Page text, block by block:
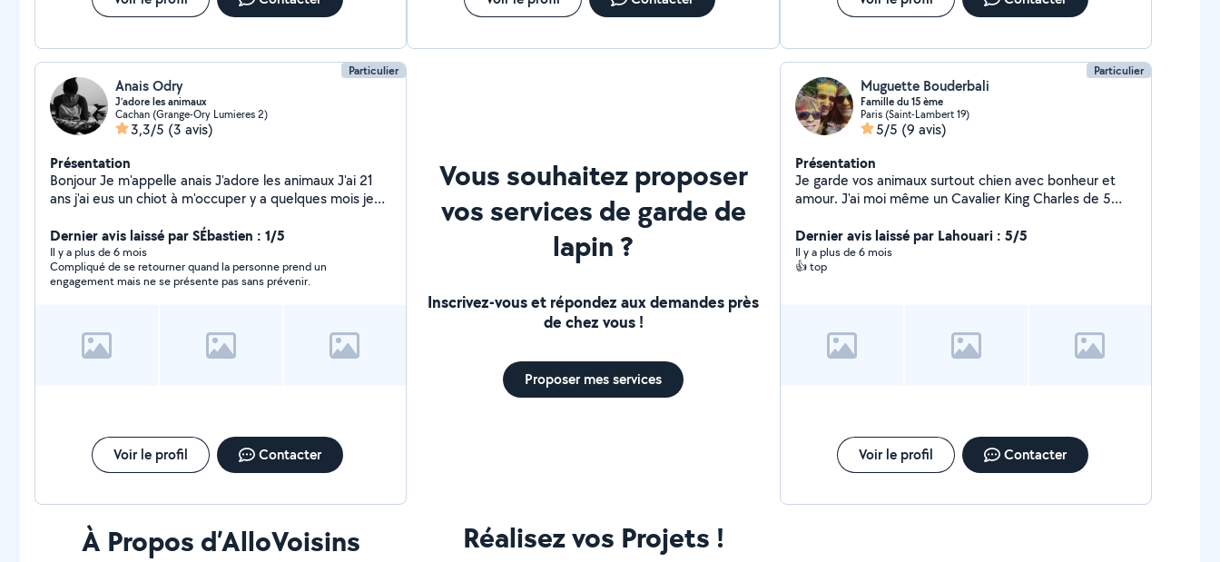
Particulier
Anais Odry
J’adore les animaux
Cachan (Grange-Ory Lumieres 2)
3,3/5 (3 avis)
Présentation
Bonjour Je m'appelle anais J'adore les animaux J'ai 21
ans j'ai eus un chiot à m'occuper y a quelques mois je
Dernier avis laissé par SÉbastien : 1/5
Il y a plus de 6 mois
Compliqué de se retourner quand la personne prend un
engagement mais ne se présente pas sans prévenir.
Voir le profil Contacter
Vous souhaitez proposer
vos services de garde de
lapin ?
Inscrivez-vous et répondez aux demandes près
de chez vous !
Proposer mes services
Particulier
Muguette Bouderbali
Famille du 15 ème
Paris (Saint-Lambert 19)
5/5 (9 avis)
Présentation
Je garde vos animaux surtout chien avec bonheur et
amour. J'ai moi même un Cavalier King Charles de 5
Expérience des animaux et disponible en journée pour
sortie!!!
Dernier avis laissé par Lahouari : 5/5
Il y a plus de 6 mois
👍 top
Voir le profil Contacter
À Propos d’AlloVoisins Réalisez vos Projets !